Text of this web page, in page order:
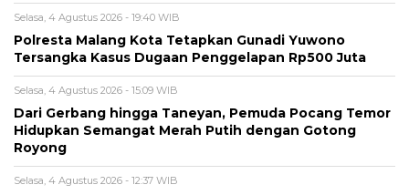
Selasa, 4 Agustus 2026 - 19:40 WIB
Polresta Malang Kota Tetapkan Gunadi Yuwono
Tersangka Kasus Dugaan Penggelapan Rp500 Juta
Selasa, 4 Agustus 2026 - 15:09 WIB
Dari Gerbang hingga Taneyan, Pemuda Pocang Temor
Hidupkan Semangat Merah Putih dengan Gotong
Royong
Selasa, 4 Agustus 2026 - 12:37 WIB